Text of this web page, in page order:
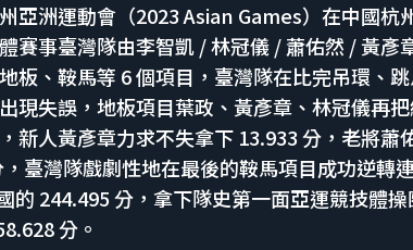
亞洲運動會（2023 Asian Games）在中國杭
賽事臺灣隊由李智凱 / 林冠儀 / 蕭佑然 / 黃彥
板、鞍馬等 6 個項目，臺灣隊在比完吊環、
現失誤，地板項目葉政、黃彥章、林冠儀再
新人黃彥章力求不失拿下 13.933 分，老將蕭
臺灣隊戲劇性地在最後的鞍馬項目成功逆轉
的 244.495 分，拿下隊史第一面亞運競技體
分。